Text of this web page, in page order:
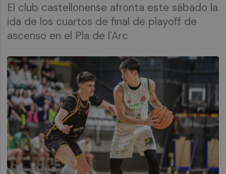
El club castellonense afronta este sábado la
ida de los cuartos de final de playoff de
ascenso en el Pla de l'Arc